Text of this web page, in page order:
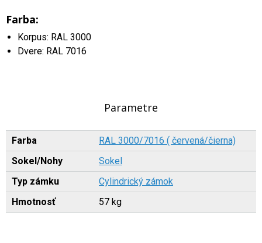
Farba:
Korpus: RAL 3000
Dvere: RAL 7016
Parametre
Farba
RAL 3000/7016 ( červená/čierna)
Sokel/Nohy
Sokel
Typ zámku
Cylindrický zámok
Hmotnosť
57 kg